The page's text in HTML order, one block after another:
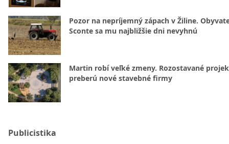
Pozor na nepríjemný zápach v Žiline.
Sconte sa mu najbližšie dni nevyhnú
Martin robí veľké zmeny. Rozostavané
preberú nové stavebné firmy
Publicistika